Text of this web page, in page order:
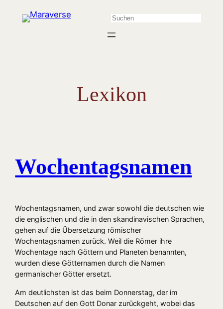
Inhalt
Suchen
Lexikon
Wochentagsnamen
Wochentagsnamen, und zwar sowohl die deutschen wie
die englischen und die in den skandinavischen Sprachen,
gehen auf die Übersetzung römischer
Wochentagsnamen zurück. Weil die Römer ihre
Wochentage nach Göttern und Planeten benannten,
wurden diese Götternamen durch die Namen
germanischer Götter ersetzt.
Am deutlichsten ist das beim Donnerstag, der im
Deutschen auf den Gott Donar zurückgeht, wobei das